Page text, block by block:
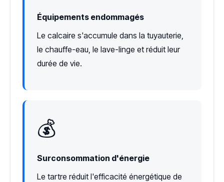
Équipements endommagés
Le calcaire s'accumule dans la tuyauterie,
le chauffe-eau, le lave-linge et réduit leur
durée de vie.
💰
Surconsommation d'énergie
Le tartre réduit l'efficacité énergétique de